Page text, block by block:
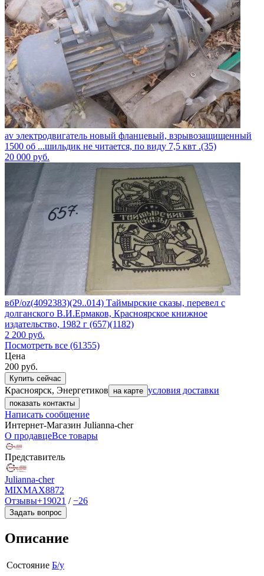
av электродвигатель новый фланцевый, взрывозащищенный
1500 об ...шильдик не читается, по виду 7,5 квт .(35)
20 000 руб.
вбР/oz(4092383)(29..014) Таймырские сказы, перевел с
долганского В.И.Ермаков, Красноярское книжное
издательство, 1982 г (657)(1182)
2 200 руб.
Посмотреть все (61355)
Цена
200 руб.
Купить сейчас
Красноярск, Энергетиков на карте условия доставки
показать контакты
Написать сообщение
Интернет-Магазин Julianna-cher
О продавцеВсе товары
Представитель
Julianna-cher
MIXMAX8872
Отзывы+19021 /−26
Задать вопрос
Описание
Состояние Б/у